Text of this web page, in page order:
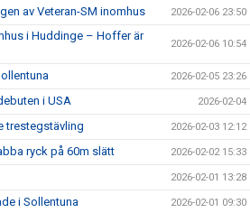
av Veteran-SM inomhus 2026-02-06 23:50
i Huddinge – Hoffer är
2026-02-06 10:54
2026-02-05 23:26
i USA 2026-02-04
trestegstävling 2026-02-03 12:12
ryck på 60m slätt 2026-02-02 15:33
2026-02-01 13:28
i Sollentuna 2026-02-01 09:30